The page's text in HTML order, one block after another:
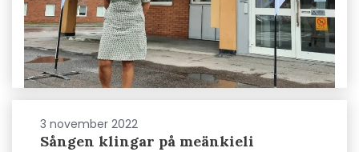
3 november 2022
Sången klingar på meänkieli